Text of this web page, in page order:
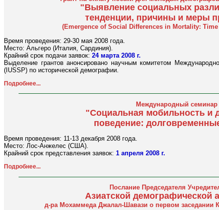
"Выявление социальных
тенденции, причины и меры
(Emergence of Social Differences in Mortality:
Время проведения: 29-30 мая 2008 года.
Место: Альгеро (Италия, Сардиния).
Крайний срок подачи заявок: 24 марта 2008 г.
Выделение грантов анонсировано научным комитетом
(IUSSP) по исторической демографии.
Подробнее...
Международный семинар
"Социальная мобильность и
поведение:
Время проведения: 11-13 декабря 2008 года.
Место: Лос-Анжелес (США).
Крайний срок представления заявок: 1 апреля 2008 г.
Подробнее...
Послание Председателя
Азиатской демографической
д-ра Мохаммеда Джалал-Шавази о первом заседании